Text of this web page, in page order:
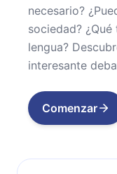
necesario?
sociedad?
lengua?
interesante
Comenzar